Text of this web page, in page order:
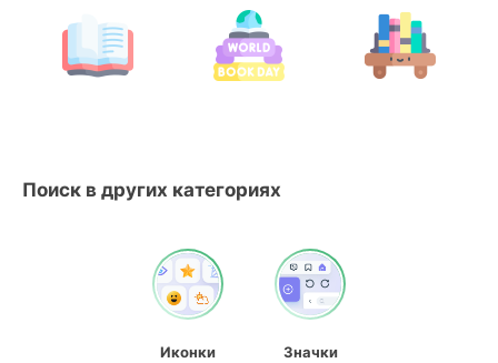
Поиск в других категориях
Иконки
Значки